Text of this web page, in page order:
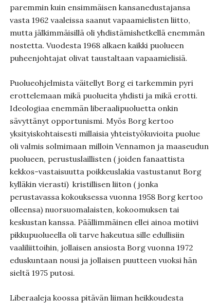
paremmin kuin ensimmäisen kansanedustajansa
vasta 1962 vaaleissa saanut vapaamielisten liitto,
mutta jälkimmäisillä oli yhdistämishetkellä enemmän
nostetta. Vuodesta 1968 alkaen kaikki puolueen
puheenjohtajat olivat taustaltaan vapaamielisiä.
Puolueohjelmista väitellyt Borg ei tarkemmin pyri
erottelemaan mikä puolueita yhdisti ja mikä erotti.
Ideologiaa enemmän liberaalipuoluetta onkin
sävyttänyt opportunismi. Myös Borg kertoo
yksityiskohtaisesti millaisia yhteistyökuvioita puolue
oli valmis solmimaan milloin Vennamon ja maaseudun
puolueen, perustuslaillisten ( joiden fanaattista
kekkos-vastaisuutta poikkeuslakia vastustanut Borg
kylläkin vierasti) kristillisen liiton ( jonka
perustavassa kokouksessa vuonna 1958 Borg kertoo
olleensa) nuorsuomalaisten, kokoomuksen tai
keskustan kanssa. Päällimmäinen ellei ainoa motiivi
pikkupuolueella oli tarve hakeutua sille edullisiin
vaaliliittoihin, jollaisen ansiosta Borg vuonna 1972
eduskuntaan nousi ja jollaisen puutteen vuoksi hän
sieltä 1975 putosi.
Liberaaleja koossa pitävän liiman heikkoudesta